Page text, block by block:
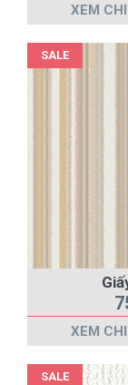
XEM
SALE
XEM
SALE